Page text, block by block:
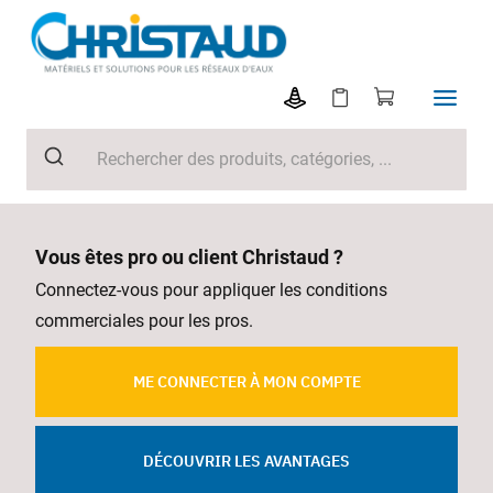
Vous êtes pro ou client Christaud ?
Connectez-vous pour appliquer les conditions
commerciales pour les pros.
ME CONNECTER À MON COMPTE
DÉCOUVRIR LES AVANTAGES